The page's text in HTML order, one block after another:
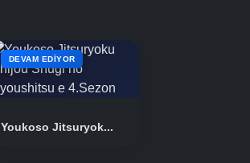
DEVAM EDIYOR
Youkoso Jitsuryok...